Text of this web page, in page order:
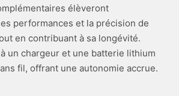
élèveront
performances et la précision de
en contribuant à sa longévité.
un chargeur et une batterie lithium
fil, offrant une autonomie accrue.